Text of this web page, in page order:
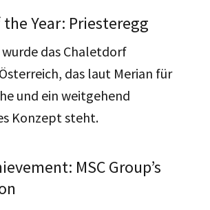
Year: Priesteregg
das Chaletdorf
das laut Merian für
und ein weitgehend
Konzept steht.
MSC Group’s